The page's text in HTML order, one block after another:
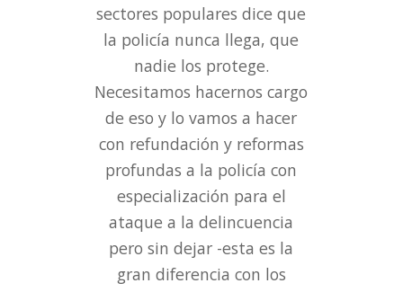
sectores populares dice que
la policía nunca llega, que
nadie los protege.
Necesitamos hacernos cargo
de eso y lo vamos a hacer
con refundación y reformas
profundas a la policía con
especialización para el
ataque a la delincuencia
pero sin dejar -esta es la
gran diferencia con los